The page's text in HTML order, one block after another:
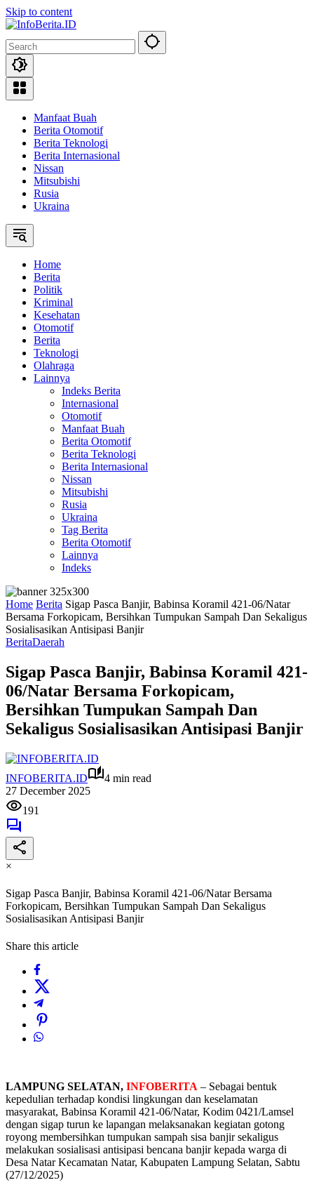
Skip to content
Manfaat Buah
Berita Otomotif
Berita Teknologi
Berita Internasional
Nissan
Mitsubishi
Rusia
Ukraina
Home
Berita
Politik
Kriminal
Kesehatan
Otomotif
Berita
Teknologi
Olahraga
Lainnya
Indeks Berita
Internasional
Otomotif
Manfaat Buah
Berita Otomotif
Berita Teknologi
Berita Internasional
Nissan
Mitsubishi
Rusia
Ukraina
Tag Berita
Berita Otomotif
Lainnya
Indeks
Home Berita Sigap Pasca Banjir, Babinsa Koramil 421-06/Natar
Bersama Forkopicam, Bersihkan Tumpukan Sampah Dan Sekaligus
Sosialisasikan Antisipasi Banjir
BeritaDaerah
Sigap Pasca Banjir, Babinsa Koramil 421-
06/Natar Bersama Forkopicam,
Bersihkan Tumpukan Sampah Dan
Sekaligus Sosialisasikan Antisipasi Banjir
INFOBERITA.ID
4 min read
27 December 2025
191
×
Sigap Pasca Banjir, Babinsa Koramil 421-06/Natar Bersama
Forkopicam, Bersihkan Tumpukan Sampah Dan Sekaligus
Sosialisasikan Antisipasi Banjir
Share this article
LAMPUNG SELATAN, INFOBERITA – Sebagai bentuk
kepedulian terhadap kondisi lingkungan dan keselamatan
masyarakat, Babinsa Koramil 421-06/Natar, Kodim 0421/Lamsel
dengan sigap turun ke lapangan melaksanakan kegiatan gotong
royong membersihkan tumpukan sampah sisa banjir sekaligus
melakukan sosialisasi antisipasi bencana banjir kepada warga di
Desa Natar Kecamatan Natar, Kabupaten Lampung Selatan, Sabtu
(27/12/2025)